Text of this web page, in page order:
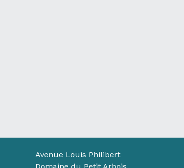
Avenue Louis Philibert